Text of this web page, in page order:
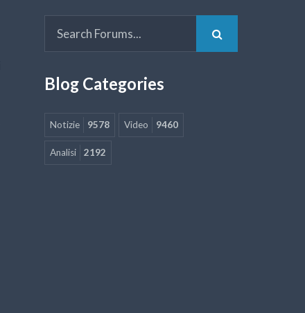
Blog Categories
Notizie 9578 Video 9460
Analisi 2192